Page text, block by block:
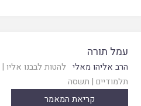
עמל תורה
הרב אליהו מאלי להטות לבבנו אליו |
תלמודיים | תשסה
קריאת המאמר